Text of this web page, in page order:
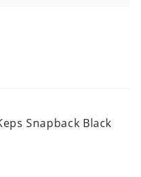
Snapback Black